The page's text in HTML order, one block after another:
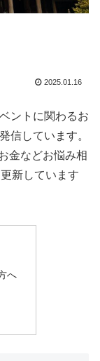
2025.01.16
ントに関わるお
信しています。
金などお悩み相
新しています
へ